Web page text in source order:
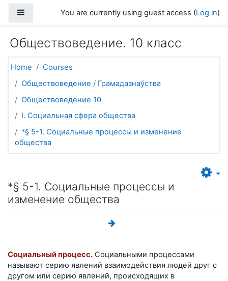
Side panelYou are currently using guest access (Log in)
Обществоведение. 10 класс
Home
Courses
Обществоведение / Грамадазнаўства
Обществоведение 10
I. Социальная сфера общества
*§ 5-1. Социальные процессы и изменение
общества
*§ 5-1. Социальные процессы и
изменение общества
Социальный процесс. Социальными процессами
называют серию явлений взаимодействия людей друг с
другом или серию явлений, происходящих в